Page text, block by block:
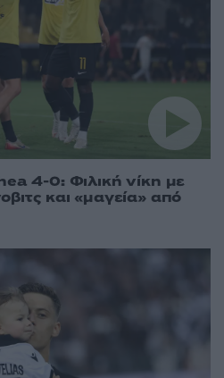
4-0: Φιλική νίκη με
και «μαγεία» από